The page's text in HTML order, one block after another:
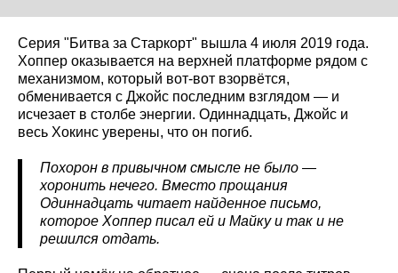
Серия "Битва за Старкорт" вышла 4 июля 2019 года.
Хоппер оказывается на верхней платформе рядом с
механизмом, который вот-вот взорвётся,
обменивается с Джойс последним взглядом — и
исчезает в столбе энергии. Одиннадцать, Джойс и
весь Хокинс уверены, что он погиб.
Похорон в привычном смысле не было —
хоронить нечего. Вместо прощания
Одиннадцать читает найденное письмо,
которое Хоппер писал ей и Майку и так и не
решился отдать.